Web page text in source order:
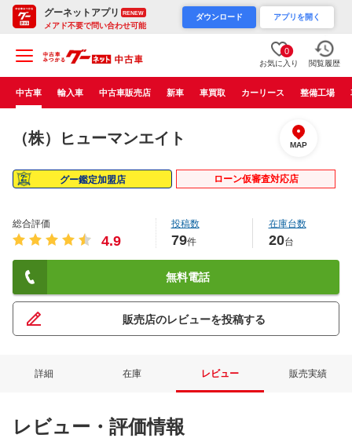
グーネットアプリ RENEW
メアド不要で問い合わせ可能
ダウンロード アプリを開く
0
お気に入り 閲覧履歴
中古車 輸入車 中古車販売店 新車 車買取 カーリース 整備工場
（株）ヒューマンエイト MAP
グー鑑定加盟店 ローン仮審査対応店
総合評価
4.9
投稿数
79件
在庫台数
20台
無料電話
販売店のレビューを投稿する
詳細 在庫 レビュー 販売実績
レビュー・評価情報